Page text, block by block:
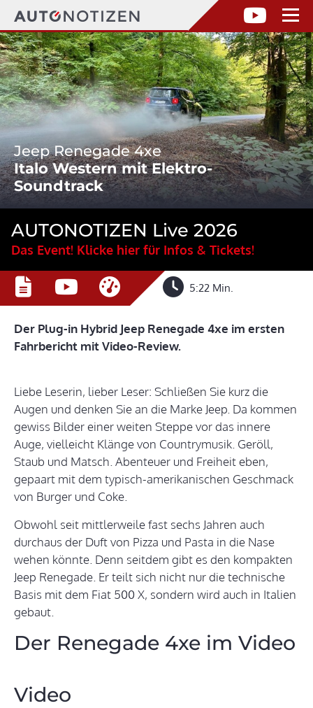
Jeep Renegade 4xe
Italo Western mit Elektro-
Soundtrack
AUTONOTIZEN Live 2026
Das Event! Klicke hier für Infos & Tickets!
5:22 Min.
Der Plug-in Hybrid Jeep Renegade 4xe im ersten
Fahrbericht mit Video-Review.
Liebe Leserin, lieber Leser: Schließen Sie kurz die
Augen und denken Sie an die Marke Jeep. Da kommen
gewiss Bilder einer weiten Steppe vor das innere
Auge, vielleicht Klänge von Countrymusik. Geröll,
Staub und Matsch. Abenteuer und Freiheit eben,
gepaart mit dem typisch-amerikanischen Geschmack
von Burger und Coke.
Obwohl seit mittlerweile fast sechs Jahren auch
durchaus der Duft von Pizza und Pasta in die Nase
wehen könnte. Denn seitdem gibt es den kompakten
Jeep Renegade. Er teilt sich nicht nur die technische
Basis mit dem Fiat 500 X, sondern wird auch in Italien
gebaut.
Der Renegade 4xe im Video
Video